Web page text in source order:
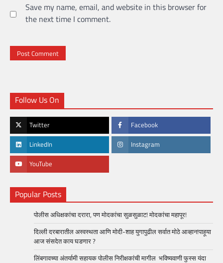
Save my name, email, and website in this browser for
the next time I comment.
Follow Us On
Twitter Facebook
LinkedIn Instagram
YouTube
Popular Posts
पोलीस अधिक्षकांचा दरारा, पण मोदकांचा सुळसुळाट! मोदकांचा महापूर!
दिल्ली दरबारातील अस्वस्थता आणि मोदी-शाह युगापुढील सर्वात मोठे आव्हान!पाहूया
आज संसदेत काय घडणार ?
लिंबगावच्या अंतर्यामी सहायक पोलीस निरीक्षकांची मागील भविष्यवाणी फुस्स यंदा